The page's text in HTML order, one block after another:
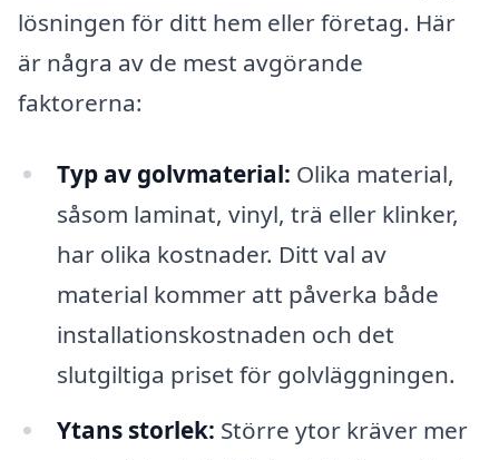
lösningen för ditt hem eller företag. Här
är några av de mest avgörande
faktorerna:
Typ av golvmaterial: Olika material,
såsom laminat, vinyl, trä eller klinker,
har olika kostnader. Ditt val av
material kommer att påverka både
installationskostnaden och det
slutgiltiga priset för golvläggningen.
Ytans storlek: Större ytor kräver mer